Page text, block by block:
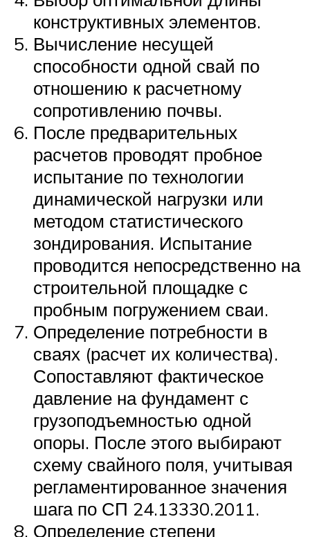
конструктивных элементов.
Вычисление несущей
способности одной свай по
отношению к расчетному
сопротивлению почвы.
После предварительных
расчетов проводят пробное
испытание по технологии
динамической нагрузки или
методом статистического
зондирования. Испытание
проводится непосредственно на
строительной площадке с
пробным погружением сваи.
Определение потребности в
сваях (расчет их количества).
Сопоставляют фактическое
давление на фундамент с
грузоподъемностью одной
опоры. После этого выбирают
схему свайного поля, учитывая
регламентированное значения
шага по СП 24.13330.2011.
Определение степени